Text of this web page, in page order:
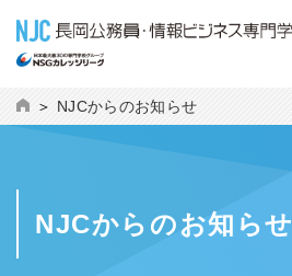
NJCからのお知らせ
NJCからのお知らせ